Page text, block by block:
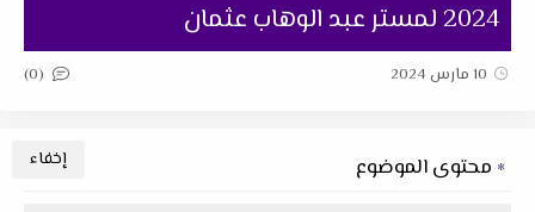
2024 لمستر عبد الوهاب عثمان
10 مارس 2024 (0)
محتوى الموضوع